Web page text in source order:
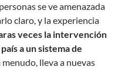
se ve amenazada
claro, y la experiencia
veces la intervención
a un sistema de
menudo, lleva a nuevas